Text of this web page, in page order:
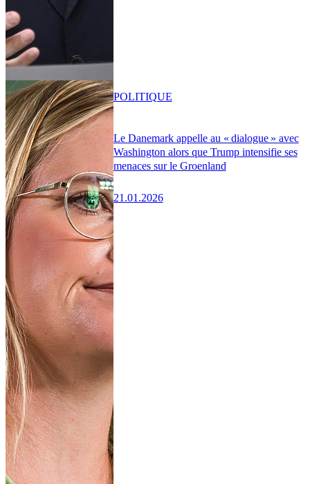
Le Danemark appelle au « dialogue » avec
Washington alors que Trump intensifie ses
menaces sur le Groenland
21.01.2026
POLITIQUE